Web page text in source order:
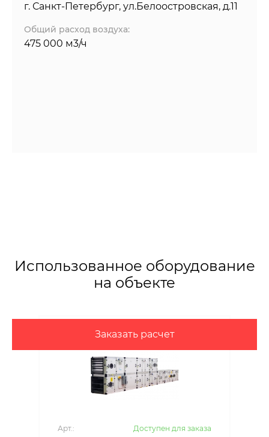
г. Санкт-Петербург, ул.Белоостровская, д.11
Общий расход воздуха:
475 000 м3/ч
Заказать расчет
Использованное оборудование
на объекте
Арт.:
Доступен для заказа